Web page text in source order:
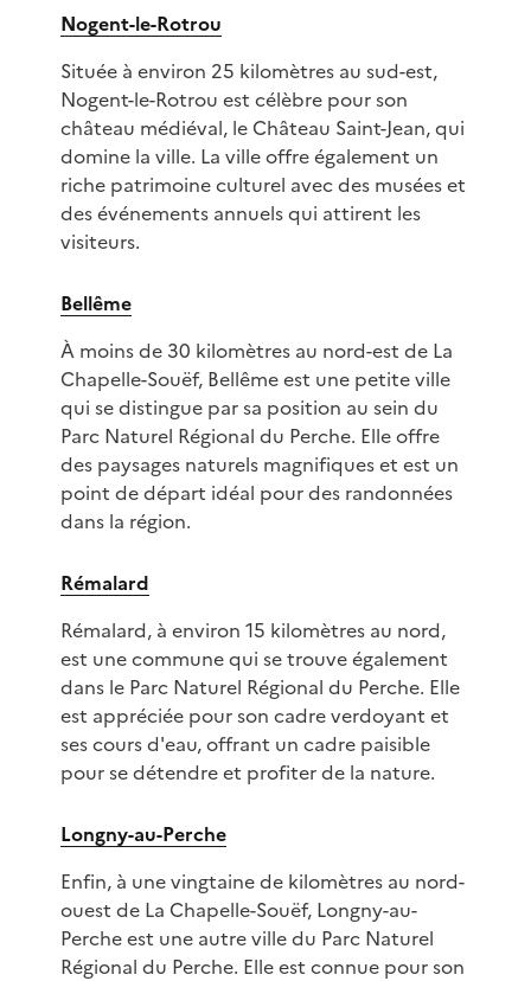
Nogent-le-Rotrou
Située à environ 25 kilomètres au sud-est,
Nogent-le-Rotrou est célèbre pour son
château médiéval, le Château Saint-Jean, qui
domine la ville. La ville offre également un
riche patrimoine culturel avec des musées et
des événements annuels qui attirent les
visiteurs.
Bellême
À moins de 30 kilomètres au nord-est de La
Chapelle-Souëf, Bellême est une petite ville
qui se distingue par sa position au sein du
Parc Naturel Régional du Perche. Elle offre
des paysages naturels magnifiques et est un
point de départ idéal pour des randonnées
dans la région.
Rémalard
Rémalard, à environ 15 kilomètres au nord,
est une commune qui se trouve également
dans le Parc Naturel Régional du Perche. Elle
est appréciée pour son cadre verdoyant et
ses cours d'eau, offrant un cadre paisible
pour se détendre et profiter de la nature.
Longny-au-Perche
Enfin, à une vingtaine de kilomètres au nord-
ouest de La Chapelle-Souëf, Longny-au-
Perche est une autre ville du Parc Naturel
Régional du Perche. Elle est connue pour son